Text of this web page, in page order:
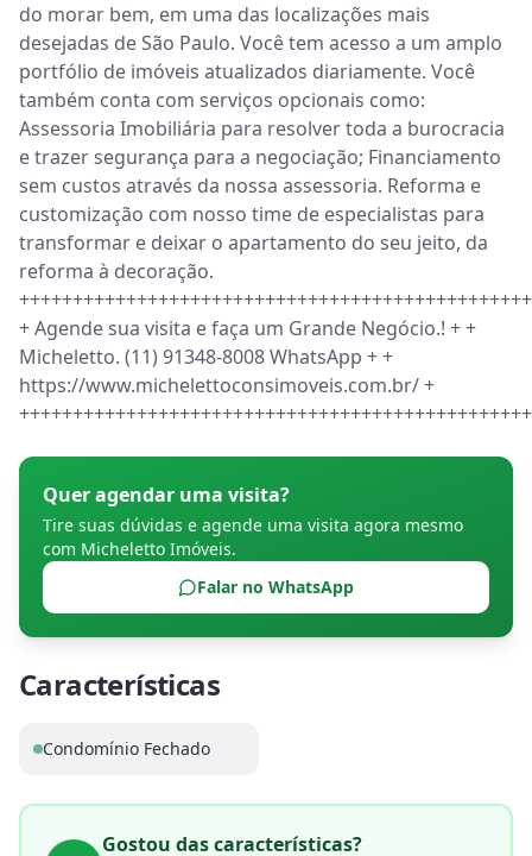
do morar bem, em uma das localizações mais
desejadas de São Paulo. Você tem acesso a um amplo
portfólio de imóveis atualizados diariamente. Você
também conta com serviços opcionais como:
Assessoria Imobiliária para resolver toda a burocracia
e trazer segurança para a negociação; Financiamento
sem custos através da nossa assessoria. Reforma e
customização com nosso time de especialistas para
transformar e deixar o apartamento do seu jeito, da
reforma à decoração.
+ Agende sua visita e faça um Grande Negócio.! + +
Micheletto. (11) 91348-8008 WhatsApp + +
https://www.michelettoconsimoveis.com.br/ +
Quer agendar uma visita?
Tire suas dúvidas e agende uma visita agora mesmo
com Micheletto Imóveis.
Falar no WhatsApp
Características
Condomínio Fechado
Gostou das características?